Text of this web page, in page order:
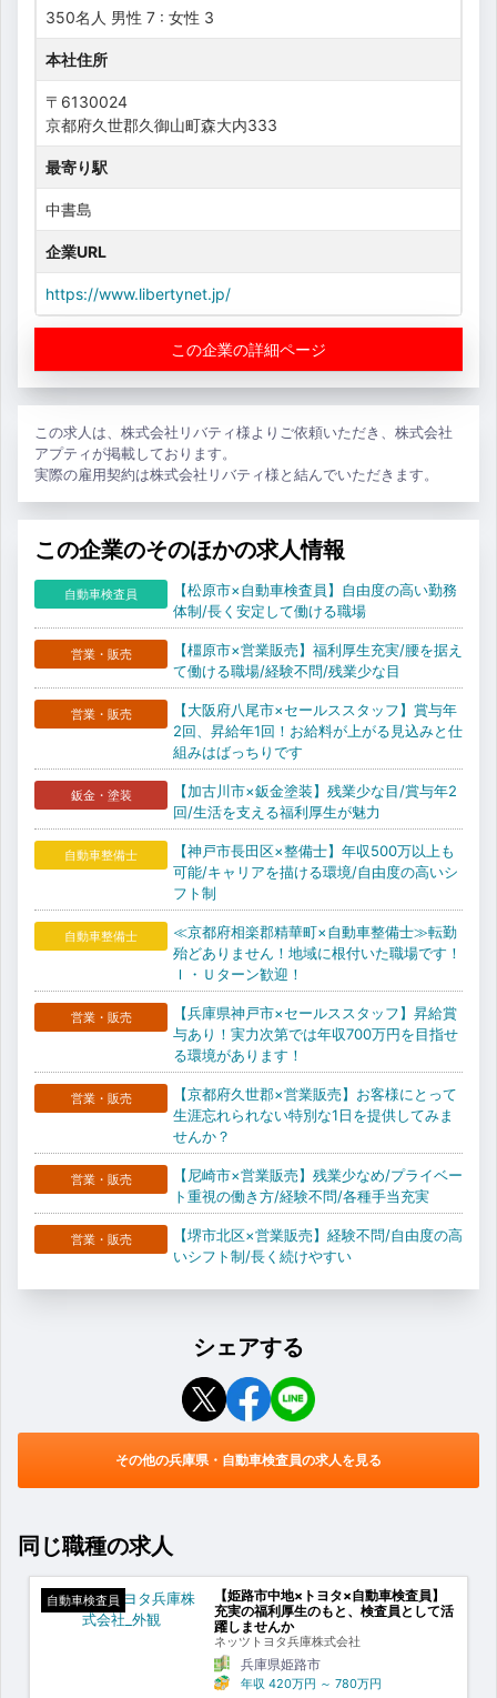
350名人 男性 7 : 女性 3
本社住所
〒6130024
京都府久世郡久御山町森大内333
最寄り駅
中書島
企業URL
https://www.libertynet.jp/
この企業の詳細ページ
この求人は、株式会社リバティ様よりご依頼いただき、株式会社
アプティが掲載しております。
実際の雇用契約は株式会社リバティ様と結んでいただきます。
この企業のそのほかの求人情報
自動車検査員
【松原市×自動車検査員】自由度の高い勤務
体制/長く安定して働ける職場
営業・販売
【橿原市×営業販売】福利厚生充実/腰を据え
て働ける職場/経験不問/残業少な目
営業・販売
【大阪府八尾市×セールススタッフ】賞与年
2回、昇給年1回！お給料が上がる見込みと仕
組みはばっちりです
鈑金・塗装
【加古川市×鈑金塗装】残業少な目/賞与年2
回/生活を支える福利厚生が魅力
自動車整備士
【神戸市長田区×整備士】年収500万以上も
可能/キャリアを描ける環境/自由度の高いシ
フト制
自動車整備士
≪京都府相楽郡精華町×自動車整備士≫転勤
殆どありません！地域に根付いた職場です！
Ｉ・Ｕターン歓迎！
営業・販売
【兵庫県神戸市×セールススタッフ】昇給賞
与あり！実力次第では年収700万円を目指せ
る環境があります！
営業・販売
【京都府久世郡×営業販売】お客様にとって
生涯忘れられない特別な1日を提供してみま
せんか？
営業・販売
【尼崎市×営業販売】残業少なめ/プライベー
ト重視の働き方/経験不問/各種手当充実
営業・販売
【堺市北区×営業販売】経験不問/自由度の高
いシフト制/長く続けやすい
シェアする
その他の兵庫県・自動車検査員の求人を見る
同じ職種の求人
自動車検査員
【姫路市中地×トヨタ×自動車検査員】
充実の福利厚生のもと、検査員として活
躍しませんか
ネッツトヨタ兵庫株式会社
兵庫県姫路市
年収 420万円 ～ 780万円